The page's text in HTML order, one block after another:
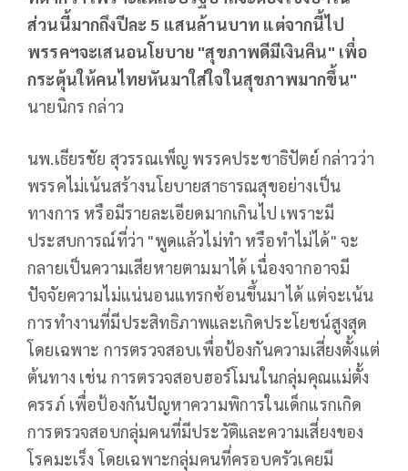
ส่วนนี้มากถึงปีละ 5 แสนล้านบาท แต่จากนี้ไป
พรรคฯจะเสนอนโยบาย "สุขภาพดีมีเงินคืน" เพื่อ
กระตุ้นให้คนไทยหันมาใส่ใจในสุขภาพมากขึ้น"
นายนิกร กล่าว
นพ.เธียรชัย สุวรรณเพ็ญ พรรคประชาธิปัตย์ กล่าวว่า
พรรคไม่เน้นสร้างนโยบายสาธารณสุขอย่างเป็น
ทางการ หรือมีรายละเอียดมากเกินไป เพราะมี
ประสบการณ์ที่ว่า "พูดแล้วไม่ทำ หรือทำไม่ได้" จะ
กลายเป็นความเสียหายตามมาได้ เนื่องจากอาจมี
ปัจจัยความไม่แน่นอนแทรกซ้อนขึ้นมาได้ แต่จะเน้น
การทำงานที่มีประสิทธิภาพและเกิดประโยชน์สูงสุด
โดยเฉพาะ การตรวจสอบเพื่อป้องกันความเสี่ยงตั้งแต่
ต้นทาง เช่น การตรวจสอบฮอร์โมนในกลุ่มคุณแม่ตั้ง
ครรภ์ เพื่อป้องกันปัญหาความพิการในเด็กแรกเกิด
การตรวจสอบกลุ่มคนที่มีประวัติและความเสี่ยงของ
โรคมะเร็ง โดยเฉพาะกลุ่มคนที่ครอบครัวเคยมี